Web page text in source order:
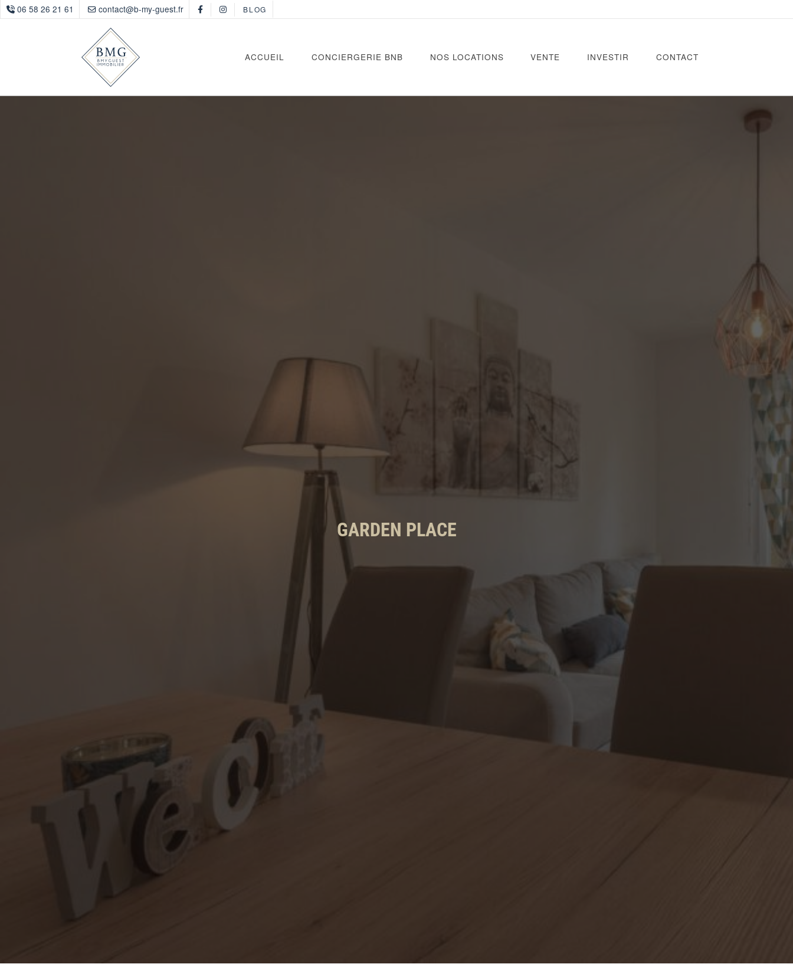
06 58 26 21 61 contact@b-my-guest.fr BLOG
ACCUEIL CONCIERGERIE BNB NOS LOCATIONS VENTE INVESTIR CONTACT
GARDEN PLACE